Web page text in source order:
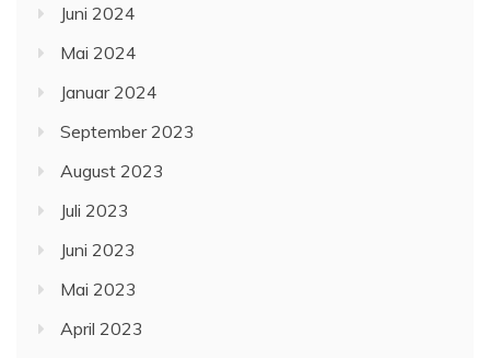
Juni 2024
Mai 2024
Januar 2024
September 2023
August 2023
Juli 2023
Juni 2023
Mai 2023
April 2023